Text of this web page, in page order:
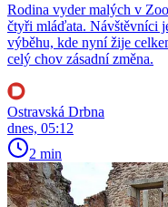
Rodina vyder malých v
čtyři mláďata. Návštěvníci
výběhu, kde nyní žije
celý chov zásadní změna.
Ostravská Drbna
dnes, 05:12
2 min